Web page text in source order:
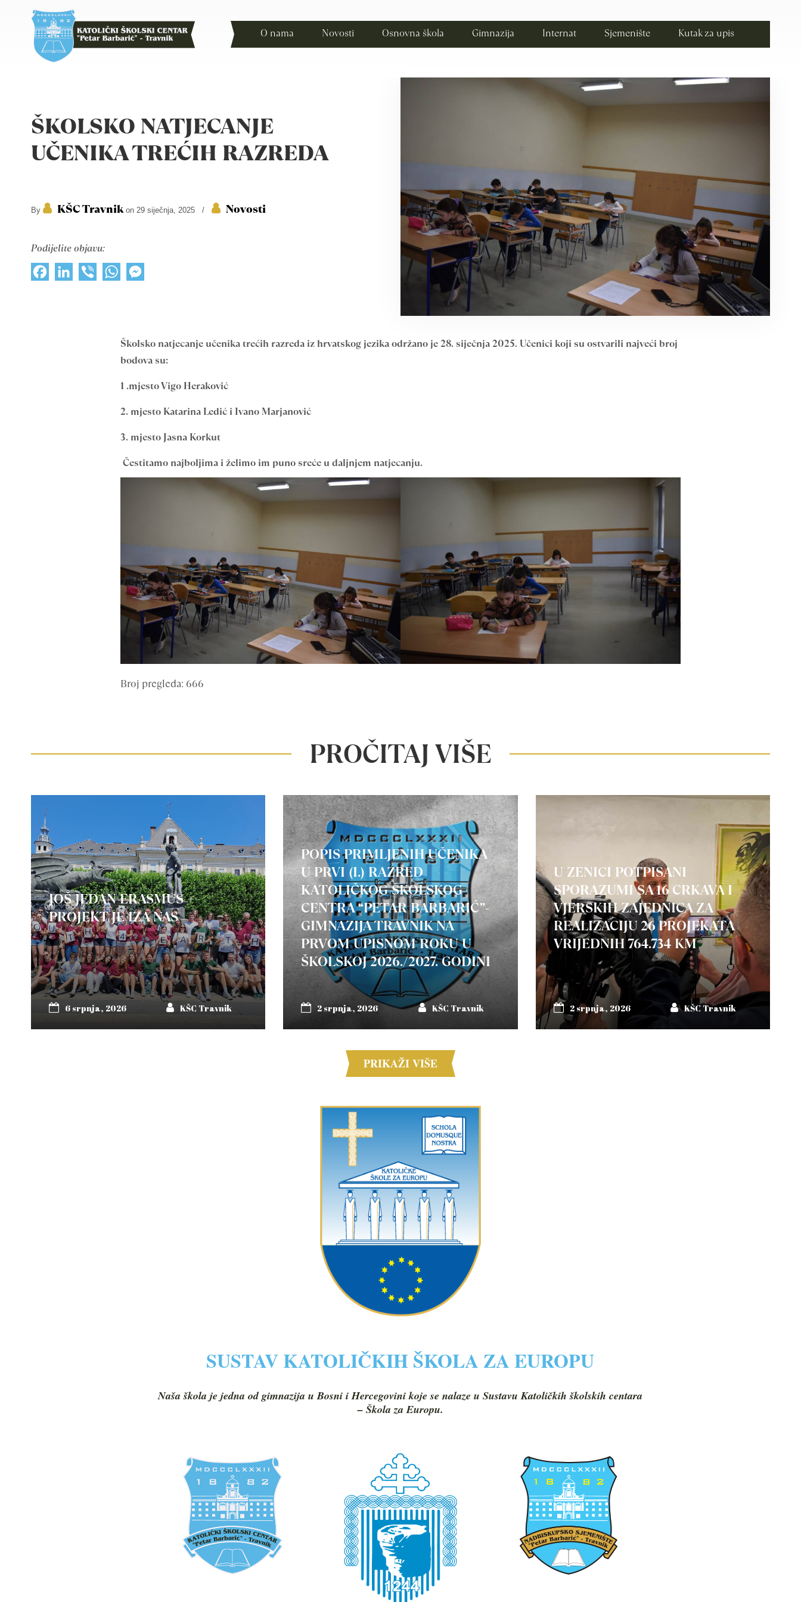
O nama Novosti Osnovna škola Gimnazija Internat Sjemenište Kutak za upis
ŠKOLSKO NATJECANJE
UČENIKA TREĆIH RAZREDA
By KŠC Travnikon 29 siječnja, 2025 / Novosti
Podijelite objavu:
FacebookLinkedInViber WhatsApp
Školsko natjecanje učenika trećih razreda iz hrvatskog jezika održano je 28. siječnja 2025. Učenici koji su ostvarili najveći broj
bodova su:
1 .mjesto Vigo Heraković
2. mjesto Katarina Ledić i Ivano Marjanović
3. mjesto Jasna Korkut
Čestitamo najboljima i želimo im puno sreće u daljnjem natjecanju.
Broj pregleda: 666
PROČITAJ VIŠE
JOŠ JEDAN ERASMUS +
PROJEKT JE IZA NAS
6 srpnja, 2026 KŠC Travnik
POPIS PRIMLJENIH UČENIKA
U PRVI (I.) RAZRED
KATOLIČKOG ŠKOLSKOG
CENTRA “PETAR BARBARIĆ”-
GIMNAZIJA TRAVNIK NA
PRVOM UPISNOM ROKU U
ŠKOLSKOJ 2026./2027. GODINI
2 srpnja, 2026 KŠC Travnik
U ZENICI POTPISANI
SPORAZUMI SA 16 CRKAVA I
VJERSKIH ZAJEDNICA ZA
REALIZACIJU 26 PROJEKATA
VRIJEDNIH 764.734 KM
2 srpnja, 2026 KŠC Travnik
PRIKAŽI VIŠE
SUSTAV KATOLIČKIH ŠKOLA ZA EUROPU
Naša škola je jedna od gimnazija u Bosni i Hercegovini koje se nalaze u Sustavu Katoličkih školskih centara
– Škola za Europu.